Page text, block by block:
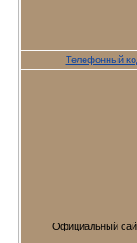
Телефонный
Официальный